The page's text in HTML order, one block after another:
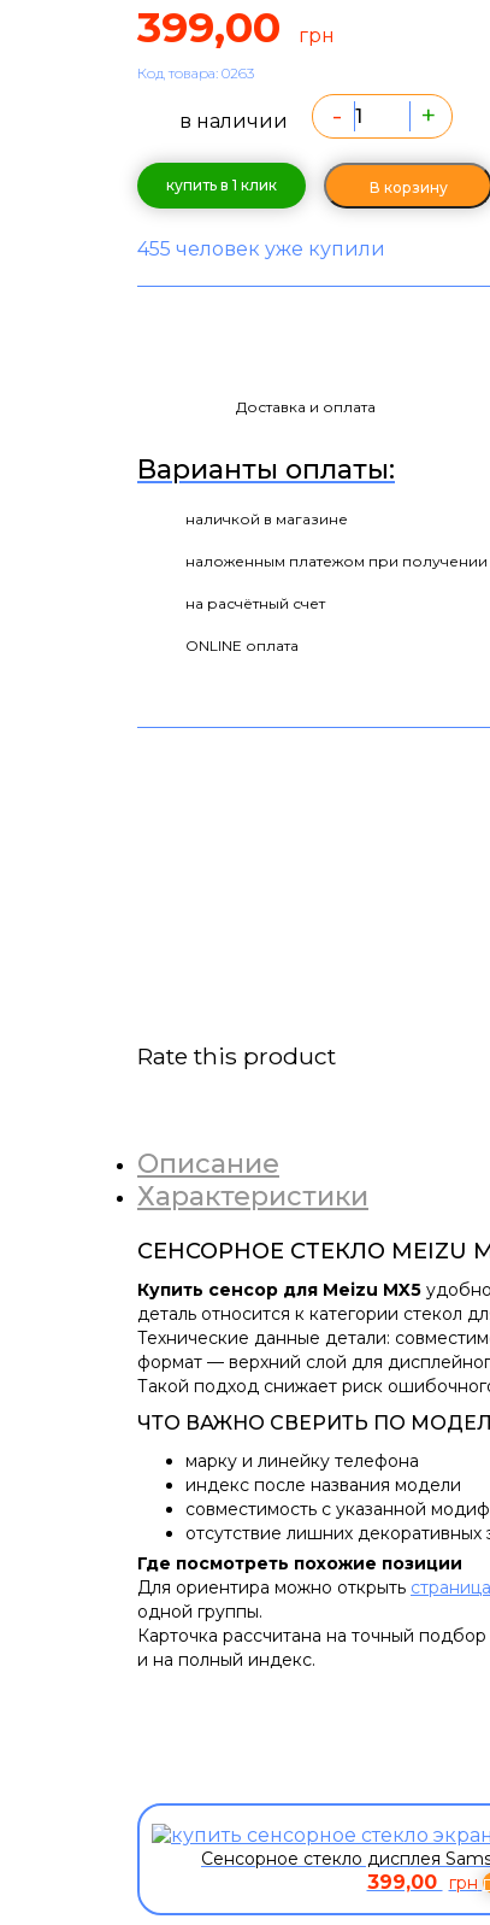
399,00 грн
Код товара: 0263
в наличии - +
купить в 1 клик В корзину
455 человек уже купили
Доставка и оплата
Варианты оплаты:
наличкой в магазине
наложенным платежом при получении
на расчётный счет
ONLINE оплата
Rate this product
Описание
Характеристики
СЕНСОРНОЕ СТЕКЛО MEIZU
Купить сенсор для Meizu MX5
деталь относится к категории стекол
Технические данные детали:
формат — верхний слой для
Такой подход снижает риск
ЧТО ВАЖНО СВЕРИТЬ ПО
марку и линейку телефона
индекс после названия модели
совместимость с указанной
отсутствие лишних декоративных
Где посмотреть похожие позиции
Для ориентира можно открыть
одной группы.
Карточка рассчитана на точный
и на полный индекс.
Сенсорное стекло дисплея
399,00 грн